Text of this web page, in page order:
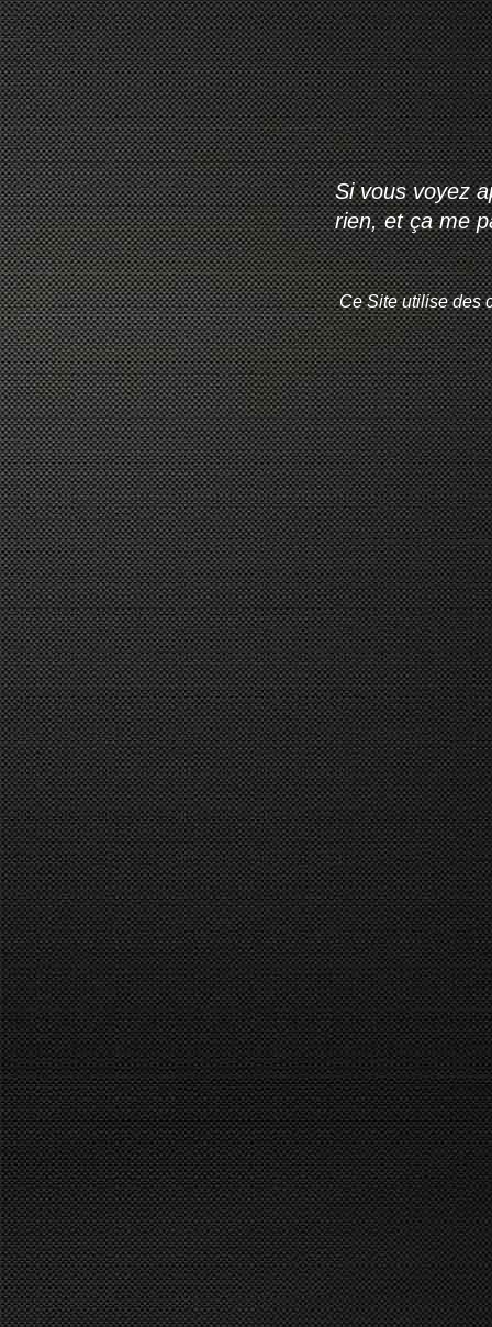
Si vous voyez
rien, et ça me
Ce Site utilise des